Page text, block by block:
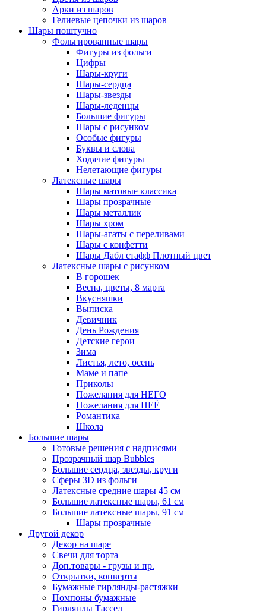
Арки из шаров
Гелиевые цепочки из шаров
Шары поштучно
Фольгированные шары
Фигуры из фольги
Цифры
Шары-круги
Шары-сердца
Шары-звезды
Шары-леденцы
Большие фигуры
Шары с рисунком
Особые фигуры
Буквы и слова
Ходячие фигуры
Нелетающие фигуры
Латексные шары
Шары матовые классика
Шары прозрачные
Шары металлик
Шары хром
Шары-агаты с переливами
Шары с конфетти
Шары Дабл стафф Плотный цвет
Латексные шары с рисунком
В горошек
Весна, цветы, 8 марта
Вкусняшки
Выписка
Девичник
День Рождения
Детские герои
Зима
Листья, лето, осень
Маме и папе
Приколы
Пожелания для НЕГО
Пожелания для НЕЁ
Романтика
Школа
Большие шары
Готовые решения с надписями
Прозрачный шар Bubbles
Большие сердца, звезды, круги
Сферы 3D из фольги
Латексные средние шары 45 см
Большие латексные шары, 61 см
Большие латексные шары, 91 см
Шары прозрачные
Другой декор
Декор на шаре
Свечи для торта
Доп.товары - грузы и пр.
Открытки, конверты
Бумажные гирлянды-растяжки
Помпоны бумажные
Гирлянды Тассел